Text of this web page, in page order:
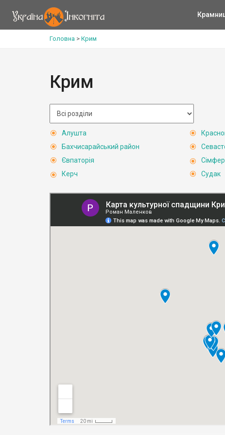
Головна > Крим
Крим
Алушта
Бахчисарайський район
Євпаторія
Керч
Судак